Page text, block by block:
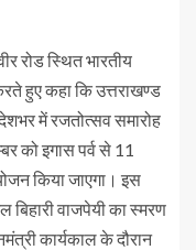
रोड स्थित भारतीय
हुए कहा कि उत्तराखण्ड
में रजतोत्सव समारोह
को इगास पर्व से 11
किया जाएगा। इस
बिहारी वाजपेयी का स्मरण
कार्यकाल के दौरान